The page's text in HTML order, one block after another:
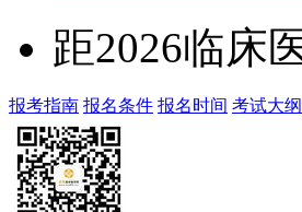
距2026临床
报考指南 报名条件 报名时间 考试大纲